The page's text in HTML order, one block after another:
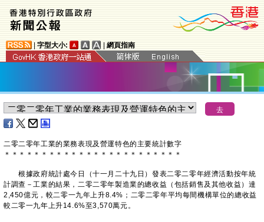
字型大小: 網頁指南
二零二零年工業的業務表現及營運特色的主要統計數字
＊ ＊ ＊ ＊ ＊ ＊ ＊ ＊ ＊ ＊ ＊ ＊ ＊ ＊ ＊ ＊ ＊ ＊ ＊ ＊ ＊ ＊ ＊ ＊
根據政府統計處今日（十一月二十九日）發表二零二零年經濟活動按年統
計調查－工業的結果，二零二零年製造業的總收益（包括銷售及其他收益）達
2,450億元，較二零一九年上升8.4%；二零二零年平均每間機構單位的總收益
較二零一九年上升14.6%至3,570萬元。